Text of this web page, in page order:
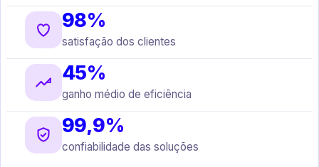
98%
satisfação dos clientes
45%
ganho médio de eficiência
99,9%
confiabilidade das soluções